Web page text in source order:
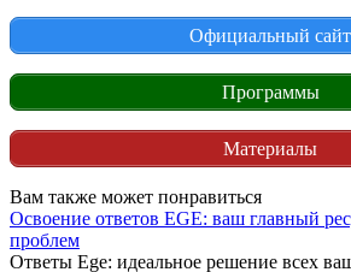
Официальный сайт
Программы
Материалы
Вам также может понравиться
Освоение ответов EGE: ваш главный
проблем
Ответы Ege: идеальное решение всех